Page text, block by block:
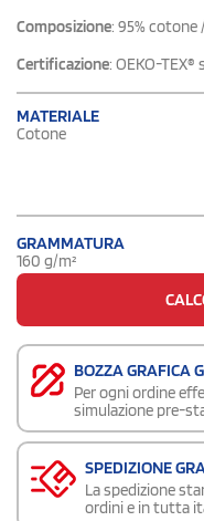
Composizione: 95% cotone
Certificazione: OEKO-
MATERIALE
Cotone
GRAMMATURA
160 g/m²
BOZZA GRAFICA
Per ogni ordine
simulazione pre-
SPEDIZIONE
La spedizione
ordini e in tutta